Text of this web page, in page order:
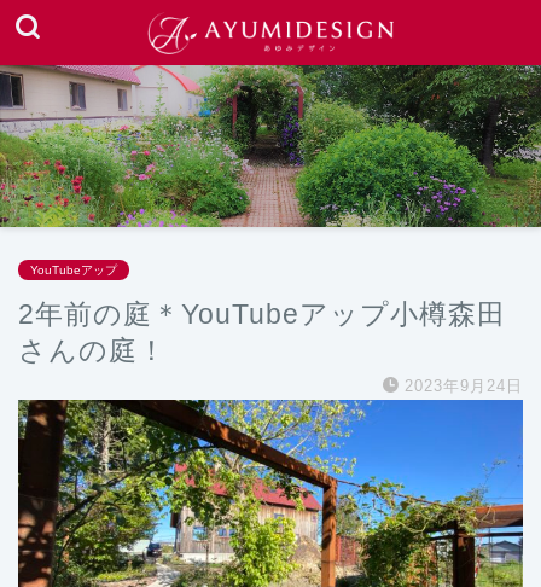
YouTubeアップ
2年前の庭＊YouTubeアップ小樽森田
さんの庭！
2023年9月24日